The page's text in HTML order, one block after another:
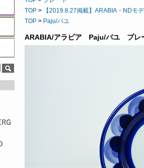
TOP >
【2019.8.27掲載】ARABIA・NDモ
TOP > Paju/パユ
ARABIA/アラビア Paju/パユ プレ